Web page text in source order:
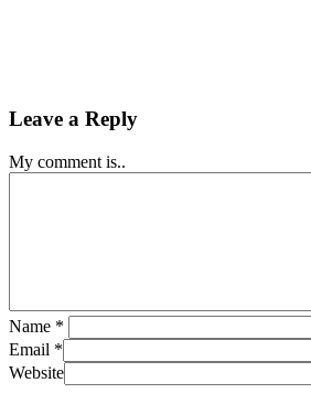
Leave a Reply
My comment is..
Name *
Email *
Website